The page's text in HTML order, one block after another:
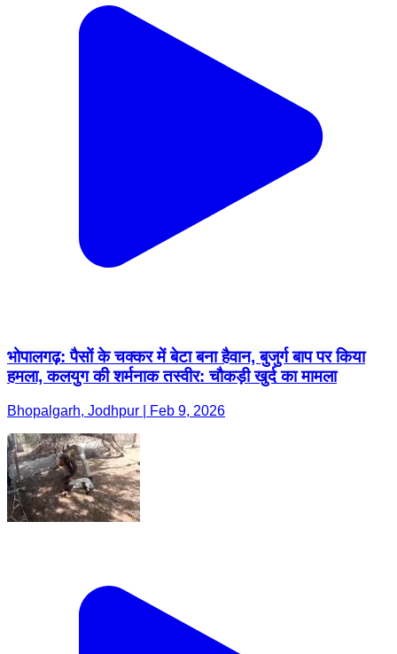
भोपालगढ़: पैसों के चक्कर में बेटा बना हैवान, बुजुर्ग बाप पर किया
हमला, कलयुग की शर्मनाक तस्वीर: चौकड़ी खुर्द का मामला
Bhopalgarh, Jodhpur | Feb 9, 2026